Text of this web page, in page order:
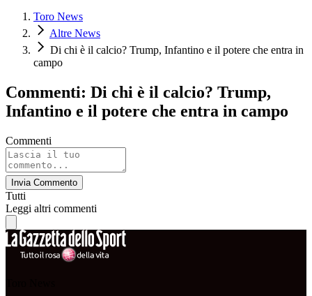
Toro News
Altre News
Di chi è il calcio? Trump, Infantino e il potere che entra in
campo
Commenti: Di chi è il calcio? Trump,
Infantino e il potere che entra in campo
Commenti
Invia Commento
Tutti
Leggi altri commenti